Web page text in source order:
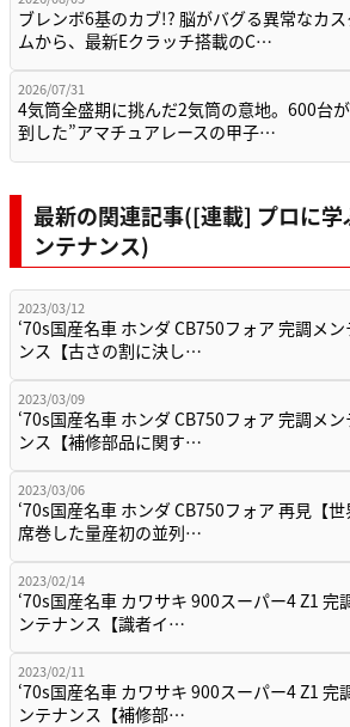
ブレンボ6基のカブ!? 脳がバグる異常なカス
ムから、最新Eクラッチ搭載のC…
2026/07/31
4気筒全盛期に挑んだ2気筒の意地。600台
到した”アマチュアレースの甲子…
最新の関連記事([連載] プロに
ンテナンス)
2023/03/12
‘70s国産名車 ホンダ CB750フォア 完調メン
ンス【古さの割に決し…
2023/03/09
‘70s国産名車 ホンダ CB750フォア 完調メン
ンス【補修部品に関す…
2023/03/06
‘70s国産名車 ホンダ CB750フォア 再見【世
席巻した量産初の並列…
2023/02/14
‘70s国産名車 カワサキ 900スーパー4 Z1 完
ンテナンス【識者イ…
2023/02/11
‘70s国産名車 カワサキ 900スーパー4 Z1 完
ンテナンス【補修部…